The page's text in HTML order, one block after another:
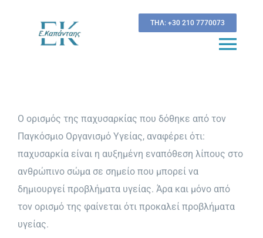
περιεχόμενο
ΤΗΛ: +30 210 7770073
Νέα & Εξελίξεις
στην Παχυσαρκία
Υπολογισμός Δείκτη Μάζας Σώματος
Υπολογισμός κινδύνου
Ο ορισμός της παχυσαρκίας που δόθηκε από τον
Παγκόσμιο Οργανισμό Υγείας, αναφέρει ότι:
παχυσαρκία είναι η αυξημένη εναπόθεση λίπους στο
ανθρώπινο σώμα σε σημείο που μπορεί να
δημιουργεί προβλήματα υγείας. Άρα και μόνο από
τον ορισμό της φαίνεται ότι προκαλεί προβλήματα
υγείας.